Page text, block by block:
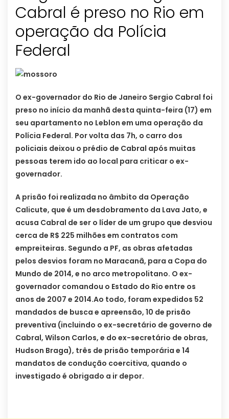
Cabral é preso no Rio em
operação da Polícia
Federal
O ex-governador do Rio de Janeiro Sergio Cabral foi
preso no início da manhã desta quinta-feira (17) em
seu apartamento no Leblon em uma operação da
Polícia Federal. Por volta das 7h, o carro dos
policiais deixou o prédio de Cabral após muitas
pessoas terem ido ao local para criticar o ex-
governador.
A prisão foi realizada no âmbito da Operação
Calicute, que é um desdobramento da Lava Jato, e
acusa Cabral de ser o líder de um grupo que desviou
cerca de R$ 225 milhões em contratos com
empreiteiras. Segundo a PF, as obras afetadas
pelos desvios foram no Maracanã, para a Copa do
Mundo de 2014, e no arco metropolitano. O ex-
governador comandou o Estado do Rio entre os
anos de 2007 e 2014.Ao todo, foram expedidos 52
mandados de busca e apreensão, 10 de prisão
preventiva (incluindo o ex-secretário de governo de
Cabral, Wilson Carlos, e do ex-secretário de obras,
Hudson Braga), três de prisão temporária e 14
mandatos de condução coercitiva, quando o
investigado é obrigado a ir depor.